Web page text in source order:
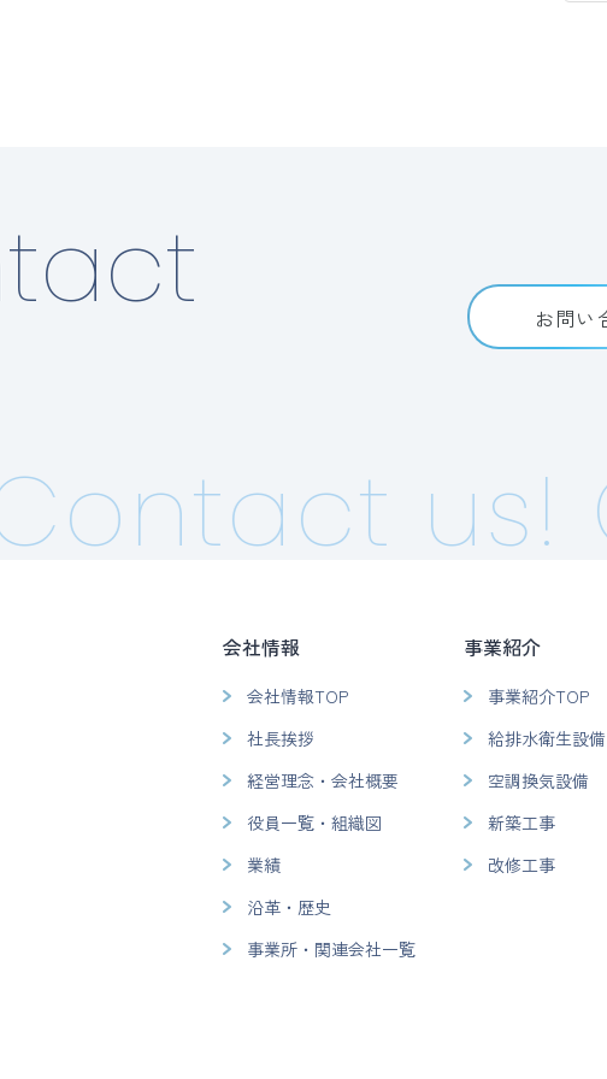
お問い
us!
会社情報
会社情報TOP
社長挨拶
経営理念・会社概要
役員一覧・組織図
業績
沿革・歴史
事業所・関連会社一覧
事業紹介
事業紹介TOP
給排水衛生設備
空調換気設備
新築工事
改修工事